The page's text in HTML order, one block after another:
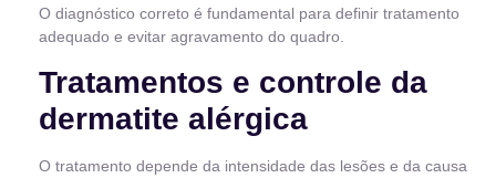
O diagnóstico correto é fundamental para definir tratamento
adequado e evitar agravamento do quadro.
Tratamentos e controle da
dermatite alérgica
O tratamento depende da intensidade das lesões e da causa